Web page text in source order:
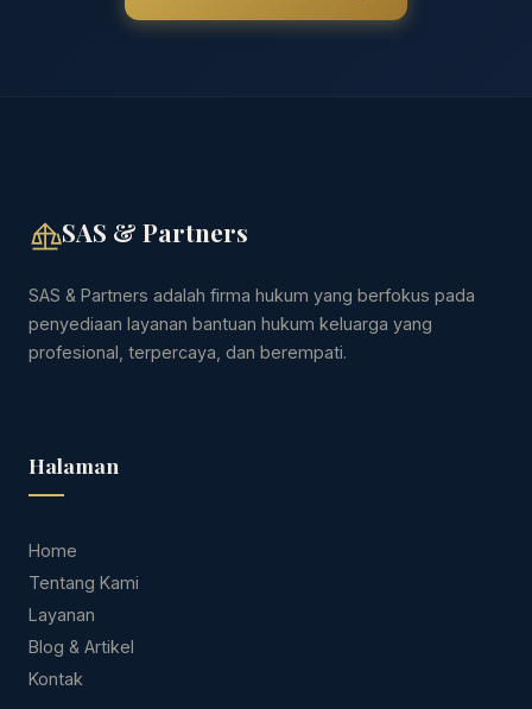
SAS & Partners
SAS & Partners adalah firma hukum yang berfokus pada
penyediaan layanan bantuan hukum keluarga yang
profesional, terpercaya, dan berempati.
Halaman
Home
Tentang Kami
Layanan
Blog & Artikel
Kontak